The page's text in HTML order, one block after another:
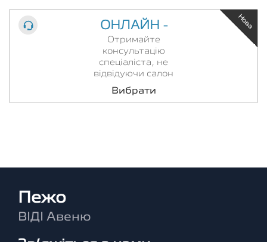
ОНЛАЙН -
Отримайте
консультацію
спеціаліста, не
відвідуючи салон
Вибрати
Нова
Пежо
ВІДІ Авеню